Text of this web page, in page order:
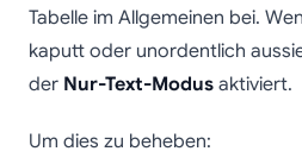
Tabelle im Allgemeinen bei.
kaputt oder unordentlich
der Nur-Text-Modus aktiviert.
Um dies zu beheben: